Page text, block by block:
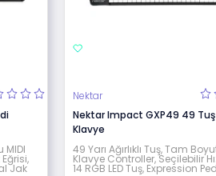
MIDI
Jak
Nektar
Nektar Impact GXP49 49
Klavye
49 Yarı Ağırlıklı Tuş, Tam
Klavye Controller, Seçilebilir
14 RGB LED Tuş, Expression